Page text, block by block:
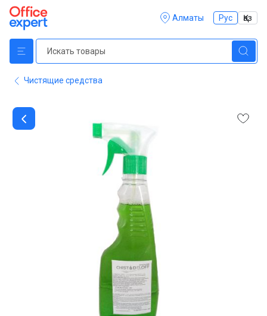
Алматы Рус Қаз
Чистящие средства